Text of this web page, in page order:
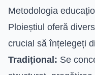
Metodologia
Ploieștiul oferă
crucial să înțelegeți
Tradițional: Se